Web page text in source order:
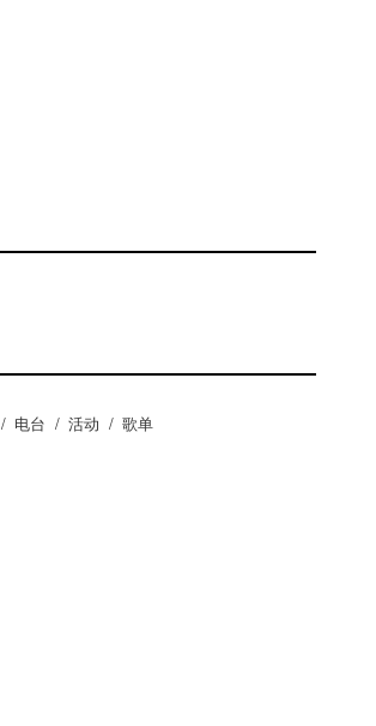
/ 电台 / 活动 / 歌单